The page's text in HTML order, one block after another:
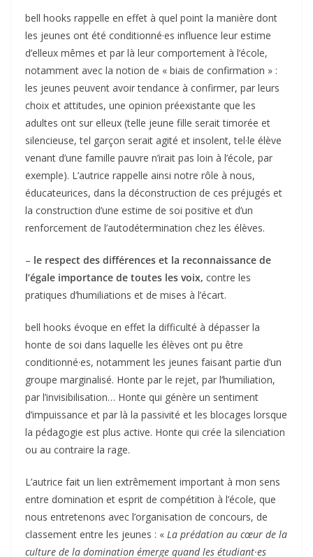
bell hooks rappelle en effet à quel point la manière dont
les jeunes ont été conditionné·es influence leur estime
d’elleux mêmes et par là leur comportement à l’école,
notamment avec la notion de « biais de confirmation » :
les jeunes peuvent avoir tendance à confirmer, par leurs
choix et attitudes, une opinion préexistante que les
adultes ont sur elleux (telle jeune fille serait timorée et
silencieuse, tel garçon serait agité et insolent, tel·le élève
venant d’une famille pauvre n’irait pas loin à l’école, par
exemple). L’autrice rappelle ainsi notre rôle à nous,
éducateurices, dans la déconstruction de ces préjugés et
la construction d’une estime de soi positive et d’un
renforcement de l’autodétermination chez les élèves.
– le respect des différences et la reconnaissance de
l’égale importance de toutes les voix, contre les
pratiques d’humiliations et de mises à l’écart.
bell hooks évoque en effet la difficulté à dépasser la
honte de soi dans laquelle les élèves ont pu être
conditionné·es, notamment les jeunes faisant partie d’un
groupe marginalisé. Honte par le rejet, par l’humiliation,
par l’invisibilisation… Honte qui génère un sentiment
d’impuissance et par là la passivité et les blocages lorsque
la pédagogie est plus active. Honte qui crée la silenciation
ou au contraire la rage.
L’autrice fait un lien extrêmement important à mon sens
entre domination et esprit de compétition à l’école, que
nous entretenons avec l’organisation de concours, de
classement entre les jeunes : « La prédation au cœur de la
culture de la domination émerge quand les étudiant·es